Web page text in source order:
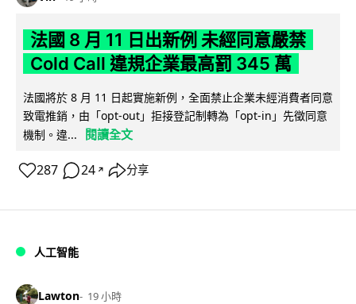
法國 8 月 11 日出新例 未經同意嚴禁
Cold Call 違規企業最高罰 345 萬
法國將於 8 月 11 日起實施新例，全面禁止企業未經消費者同意
致電推銷，由「opt-out」拒接登記制轉為「opt-in」先徵同意
機制。違...
閱讀全文
287 24 ↗ 分享
人工智能
Lawton 19 小時